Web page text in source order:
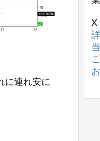
に連れ安に
X